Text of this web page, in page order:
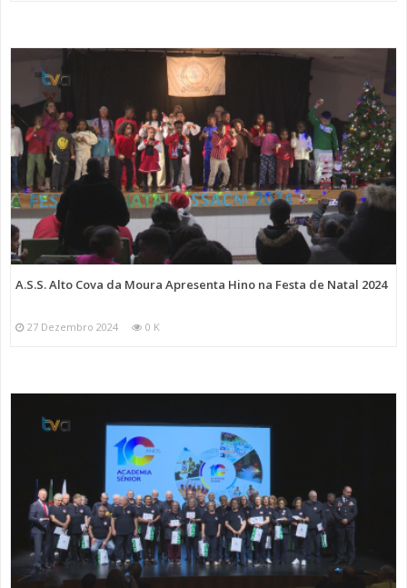
A.S.S. Alto Cova da Moura Apresenta Hino na Festa de Natal 2024
27 Dezembro 2024 0 K